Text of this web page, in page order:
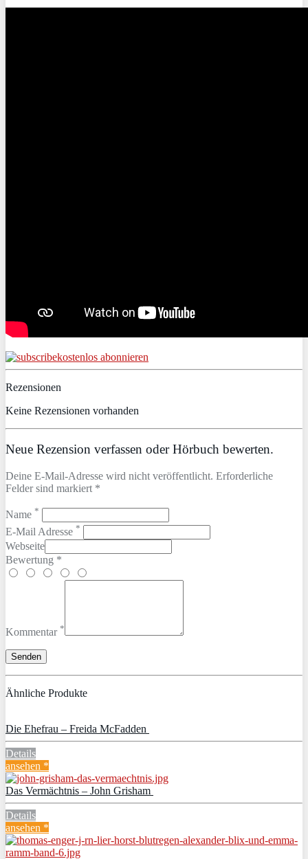
kostenlos abonnieren
Rezensionen
Keine Rezensionen vorhanden
Neue Rezension verfassen oder Hörbuch bewerten.
Deine E-Mail-Adresse wird nicht veröffentlicht. Erforderliche
Felder sind markiert *
Name *
E-Mail Adresse *
Webseite
Bewertung *
Kommentar *
Ähnliche Produkte
Die Ehefrau – Freida McFadden
Details
ansehen *
Das Vermächtnis – John Grisham
Details
ansehen *